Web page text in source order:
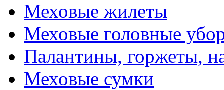
Меховые жилеты
Меховые головные
Палантины, горжеты,
Меховые сумки